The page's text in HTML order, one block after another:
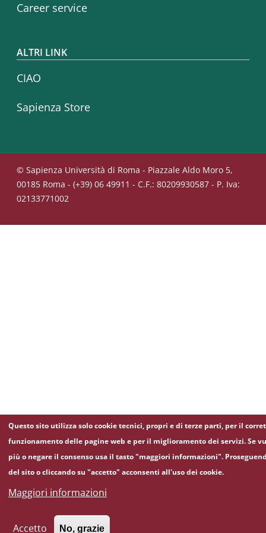
Career service
ALTRI LINK
CIAO
Sapienza Store
© Sapienza Università di Roma - Piazzale Aldo Moro 5,
00185 Roma - (+39) 06 49911 - C.F.: 80209930587 - P. Iva:
02133771002
Questo sito utilizza solo cookie tecnici, propri e di terze parti, per il
funzionamento delle pagine web e per il miglioramento dei servizi. Se
più o negare il consenso usa il tasto "maggiori informazioni".
del sito o cliccando su "accetto" acconsenti all'uso dei cookie.
Maggiori informazioni
Accetto No, grazie